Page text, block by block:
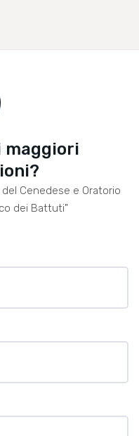
maggiori
Cenedese e Oratorio
dei Battuti"